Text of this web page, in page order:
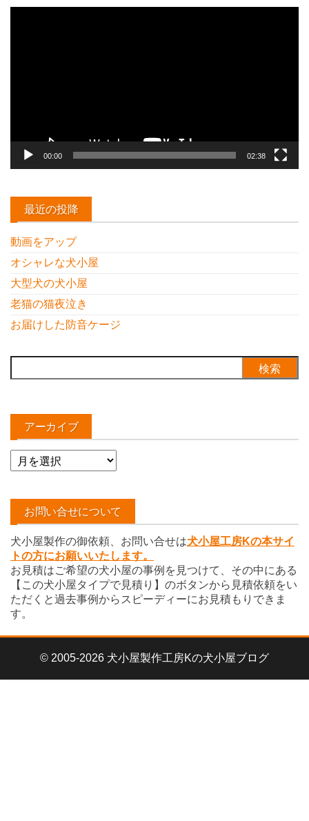
00:00 02:38
最近の投降
動画をアップ
オシャレな犬小屋
大型犬の犬小屋
老猫の猫夜泣き
お届けした防音ケージ
索:
アーカイブ
ア
ー
イ
お問い合せについて
犬小屋製作の御依頼、お問い合せは犬小屋工房Kの本サイ
トの方にお願いいたします。
お見積はご希望の犬小屋の事例を見つけて、その中にある
【この犬小屋タイプで見積り】のボタンから見積依頼をい
ただくと過去事例からスピーディーにお見積もりできま
す。
© 2005-2026 犬小屋製作工房Kの犬小屋ブログ